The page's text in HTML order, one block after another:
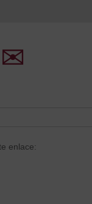
✉
enlace: